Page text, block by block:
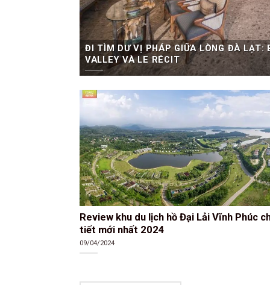
ĐI TÌM DƯ VỊ PHÁP GIỮA LÒNG ĐÀ LẠT:
VALLEY VÀ LE RÉCIT
Review khu du lịch hồ Đại Lải Vĩnh Phúc
tiết mới nhất 2024
09/04/2024